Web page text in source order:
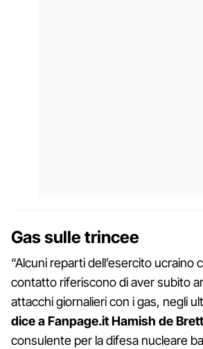
Gas sulle trincee
“Alcuni reparti dell’esercito ucraino
contatto riferiscono di aver subìto
attacchi giornalieri con i gas, negli
dice a Fanpage.it Hamish de
consulente per la difesa nucleare